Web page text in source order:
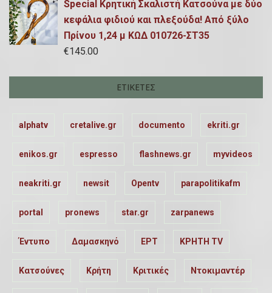
Special Κρητική Σκαλιστή Κατσούνα με δύο
κεφάλια φιδιού και πλεξούδα! Από ξύλο
Πρίνου 1,24 μ ΚΩΔ 010726-ΣΤ35
€145.00
ΕΤΙΚΈΤΕΣ
alphatv cretalive.gr documento ekriti.gr
enikos.gr espresso flashnews.gr myvideos
neakriti.gr newsit Opentv parapolitikafm
portal pronews star.gr zarpanews
Έντυπο Δαμασκηνό ΕΡΤ ΚΡΗΤΗ TV
Κατσούνες Κρήτη Κριτικές Ντοκιμαντέρ